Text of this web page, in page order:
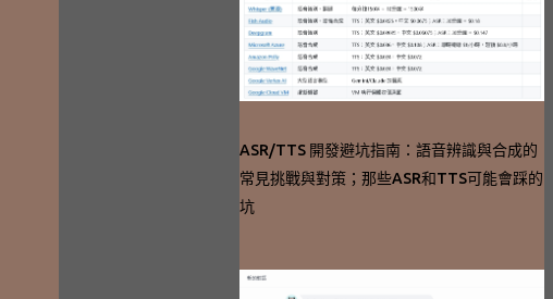
ASR/TTS 開發避坑指南：語音辨識與合成的
常見挑戰與對策；那些ASR和TTS可能會踩的
坑